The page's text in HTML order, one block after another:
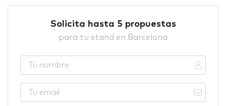
Solicita hasta 5 propuestas
para tu stand en Barcelona